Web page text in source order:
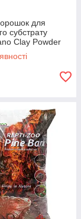
для
субстрату
Clay Powder